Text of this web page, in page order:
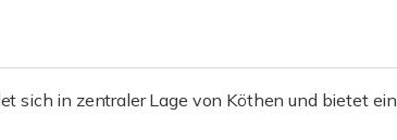
sich in zentraler Lage von Köthen und bietet ein